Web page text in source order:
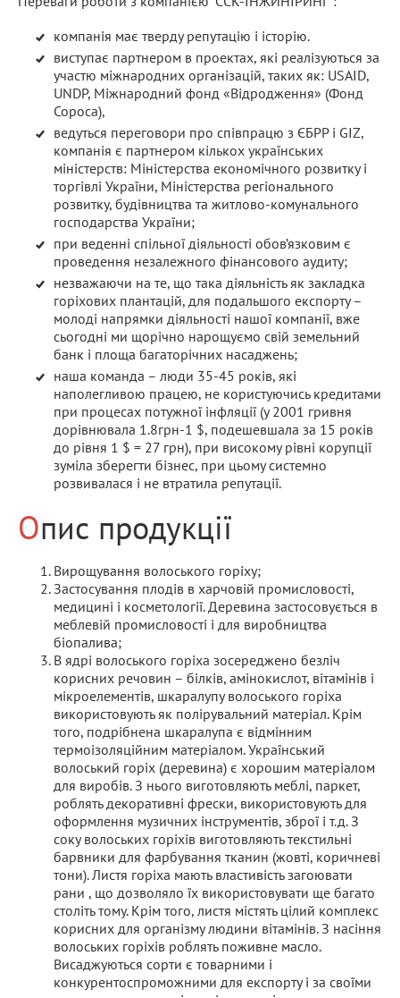
компанія має тверду репутацію і історію.
виступає партнером в проектах, які реалізуються за
участю міжнародних організацій, таких як: USAID,
UNDP, Міжнародний фонд «Відродження» (Фонд
Сороса),
ведуться переговори про співпрацю з ЄБРР і GIZ,
компанія є партнером кількох українських
міністерств: Міністерства економічного розвитку і
торгівлі України, Міністерства регіонального
розвитку, будівництва та житлово-комунального
господарства України;
при веденні спільної діяльності обов’язковим є
проведення незалежного фінансового аудиту;
незважаючи на те, що така діяльність як закладка
горіхових плантацій, для подальшого експорту –
молоді напрямки діяльності нашої компанії, вже
сьогодні ми щорічно нарощуємо свій земельний
банк і площа багаторічних насаджень;
наша команда – люди 35-45 років, які
наполегливою працею, не користуючись кредитами
при процесах потужної інфляції (у 2001 гривня
дорівнювала 1.8грн-1 $, подешевшала за 15 років
до рівня 1 $ = 27 грн), при високому рівні корупції
зуміла зберегти бізнес, при цьому системно
розвивалася і не втратила репутації.
Опис продукції
Вирощування волоського горіху;
Застосування плодів в харчовій промисловості,
медицині і косметології. Деревина застосовується в
меблевій промисловості і для виробництва
біопалива;
В ядрі волоського горіха зосереджено безліч
корисних речовин – білків, амінокислот, вітамінів і
мікроелементів, шкаралупу волоського горіха
використовують як полірувальний матеріал. Крім
того, подрібнена шкаралупа є відмінним
термоізоляційним матеріалом. Український
волоський горіх (деревина) є хорошим матеріалом
для виробів. З нього виготовляють меблі, паркет,
роблять декоративні фрески, використовують для
оформлення музичних інструментів, зброї і т.д. З
соку волоських горіхів виготовляють текстильні
барвники для фарбування тканин (жовті, коричневі
тони). Листя горіха мають властивість загоювати
рани , що дозволяло їх використовувати ще багато
століть тому. Крім того, листя містять цілий комплекс
корисних для організму людини вітамінів. З насіння
волоських горіхів роблять поживне масло.
Висаджуються сорти є товарними і
конкурентоспроможними для експорту і за своїми